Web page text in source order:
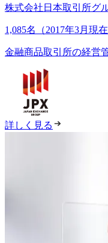
株式会社日本取引所グ
1,085名（2017年3月現在
金融商品取引所の経営
詳しく見る